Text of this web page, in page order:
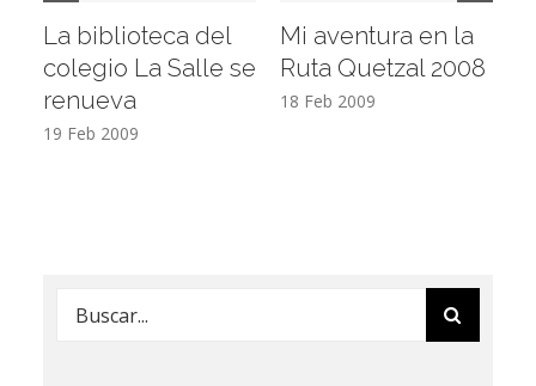
La biblioteca del
colegio La Salle se
renueva
19 Feb 2009
Mi aventura en la
Ruta Quetzal 2008
18 Feb 2009
Buscar: